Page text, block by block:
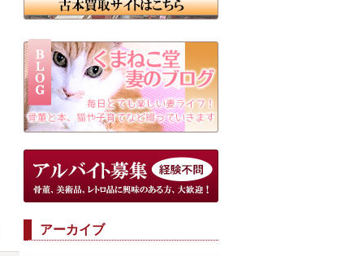
アーカイブ